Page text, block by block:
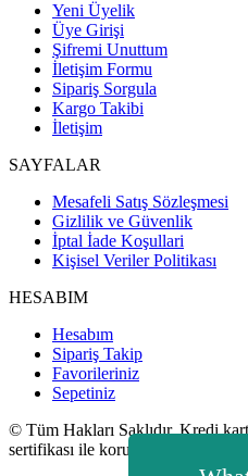
Yeni Üyelik
Üye Girişi
Şifremi Unuttum
İletişim Formu
Sipariş Sorgula
Kargo Takibi
İletişim
SAYFALAR
Mesafeli Satış Sözleşmesi
Gizlilik ve Güvenlik
İptal İade Koşullari
Kişisel Veriler Politikası
HESABIM
Hesabım
Sipariş Takip
Favorileriniz
Sepetiniz
© Tüm Hakları Saklıdır. Kredi
sertifikası ile korunmaktadır.